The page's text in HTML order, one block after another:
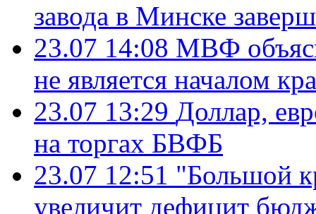
завода в Минске
23.07 14:08 МВФ
не является началом
23.07 13:29 Доллар,
на торгах БВФБ
23.07 12:51 "Большой
увеличит дефицит